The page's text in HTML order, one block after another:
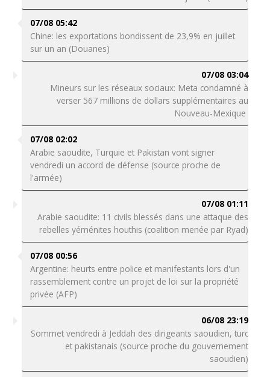
07/08 05:42
Chine: les exportations bondissent de 23,9% en juillet
sur un an (Douanes)
07/08 03:04
Mineurs sur les réseaux sociaux: Meta condamné à
verser 567 millions de dollars supplémentaires au
Nouveau-Mexique
07/08 02:02
Arabie saoudite, Turquie et Pakistan vont signer
vendredi un accord de défense (source proche de
l'armée)
07/08 01:11
Arabie saoudite: 11 civils blessés dans une attaque des
rebelles yéménites houthis (coalition menée par Ryad)
07/08 00:56
Argentine: heurts entre police et manifestants lors d'un
rassemblement contre un projet de loi sur la propriété
privée (AFP)
06/08 23:19
Sommet vendredi à Jeddah des dirigeants saoudien, turc
et pakistanais (source proche du gouvernement
saoudien)